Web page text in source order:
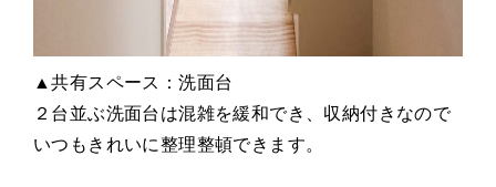
▲共有スペース：洗面台
２台並ぶ洗面台は混雑を緩和でき、収納付きなので
いつもきれいに整理整頓できます。